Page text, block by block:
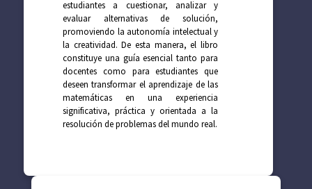
estudiantes a cuestionar, analizar y
evaluar alternativas de solución,
promoviendo la autonomía intelectual y
la creatividad. De esta manera, el libro
constituye una guía esencial tanto para
docentes como para estudiantes que
deseen transformar el aprendizaje de las
matemáticas en una experiencia
significativa, práctica y orientada a la
resolución de problemas del mundo real.